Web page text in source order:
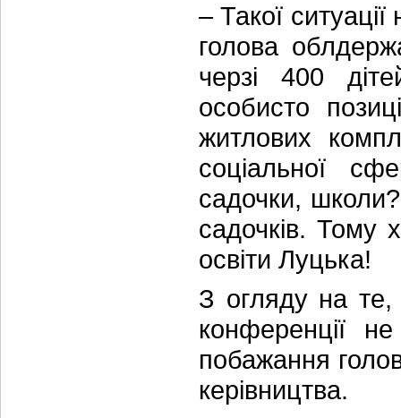
– Такої
голова
черзі 400
особисто
житлових
соціальної
садочки,
садочків. Тому
освіти Луцька!
З огляду на те,
конференції
побажання
керівництва.